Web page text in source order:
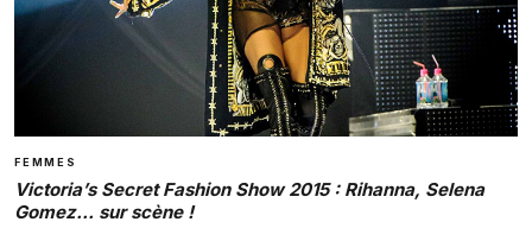
FEMMES
Victoria’s Secret Fashion Show 2015 : Rihanna, Selena
Gomez… sur scène !